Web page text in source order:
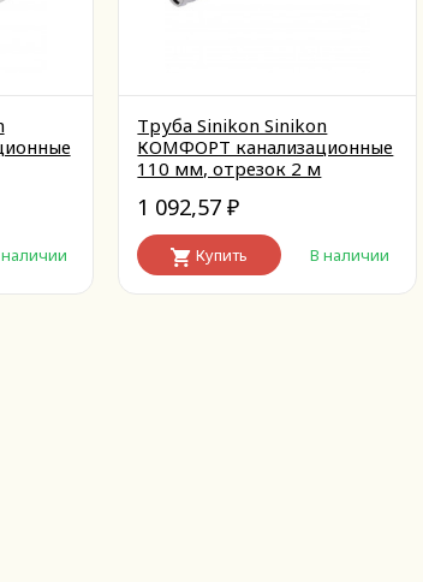
Труба Sinikon Sinikon
КОМФОРТ канализационные
110 мм, отрезок 2 м
1 092,57₽
Купить В наличии